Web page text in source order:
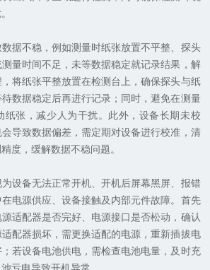
不稳，例如测量时纸张放置不平整、探头
量时间不足，未等数据稳定就记录结果，解
将纸张平整放置在检测台上，确保探头与纸
数据稳定后再进行记录；同时，避免在测量
纸张，减少人为干扰。此外，设备长期未校
导致数据偏差，需定期对设备进行校准，清
度，缓解数据不稳问题。
备无法正常开机、开机后屏幕黑屏、报错
电源供应、设备接触及内部元件故障。首先
适配器是否完好、电源接口是否松动，确认
配器损坏，需更换适配的电源，重新插拔电
若设备电池供电，需检查电池电量，及时充